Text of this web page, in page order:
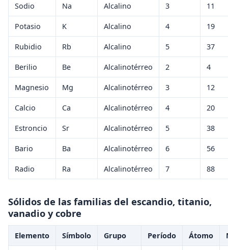
Sodio Na Alcalino 3 11
Potasio K Alcalino 4 19
Rubidio Rb Alcalino 5 37
Berilio Be Alcalinotérreo 2 4
Magnesio Mg Alcalinotérreo 3 12
Calcio Ca Alcalinotérreo 4 20
Estroncio Sr Alcalinotérreo 5 38
Bario Ba Alcalinotérreo 6 56
Radio Ra Alcalinotérreo 7 88
Sólidos de las familias del escandio, titanio,
vanadio y cobre
Elemento Símbolo Grupo Período Átomo